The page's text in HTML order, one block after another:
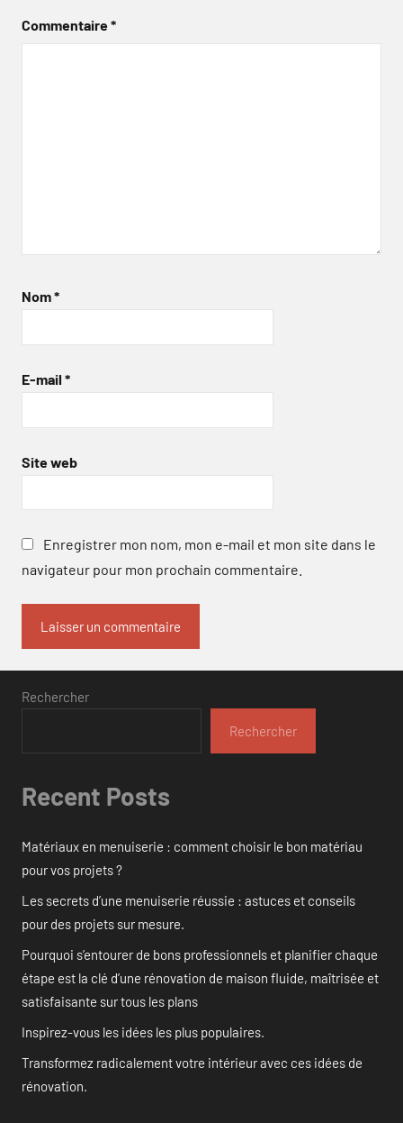
Commentaire*
Nom*
E-mail *
Site web
Enregistrer mon nom, mon e-mail et mon site dans le
navigateur pour mon prochain commentaire.
Rechercher
Rechercher
Recent Posts
Matériaux en menuiserie : comment choisir le bon matériau
pour vos projets ?
Les secrets d’une menuiserie réussie : astuces et conseils
pour des projets sur mesure.
Pourquoi s’entourer de bons professionnels et planifier chaque
étape est la clé d’une rénovation de maison fluide, maîtrisée et
satisfaisante sur tous les plans
Inspirez-vous les idées les plus populaires.
Transformez radicalement votre intérieur avec ces idées de
rénovation.